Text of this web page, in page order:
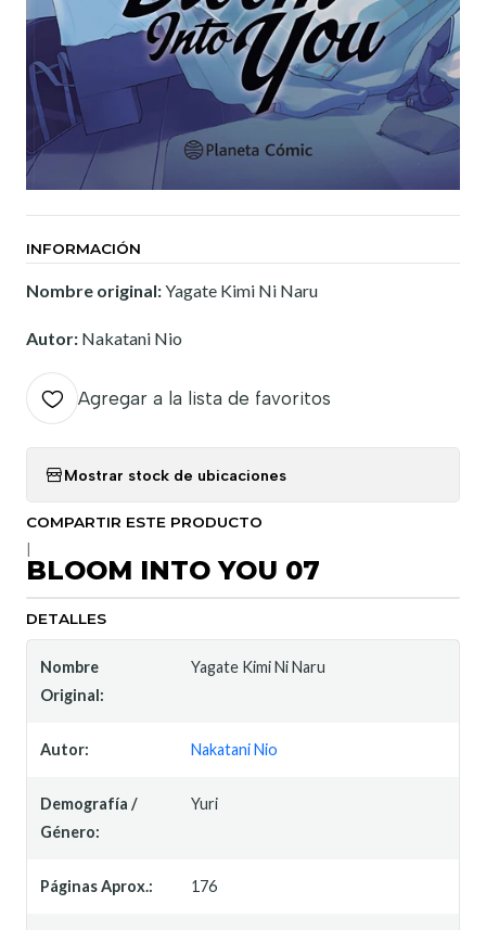
INFORMACIÓN
Nombre original:Yagate Kimi Ni Naru
Autor: Nakatani Nio
Agregar a la lista de favoritos
Mostrar stock de ubicaciones
COMPARTIR ESTE PRODUCTO
BLOOM INTO YOU 07
DETALLES
Nombre
Original:
Yagate Kimi Ni Naru
Autor: Nakatani Nio
Demografía /
Género:
Yuri
Páginas Aprox.: 176